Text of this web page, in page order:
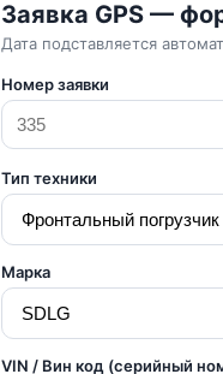
Заявка GPS —
Дата подставляется
Номер заявки
Тип техники
Марка
VIN / Вин код (серийный